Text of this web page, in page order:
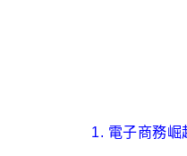
1. 電子商務崛